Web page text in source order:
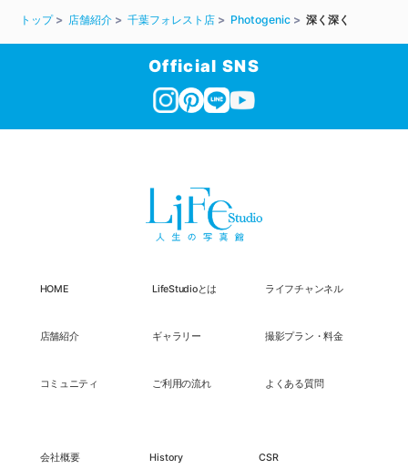
トップ 店舗紹介 千葉フォレスト店 Photogenic 深く深く
Official SNS
HOME LifeStudioとは ライフチャンネル
店舗紹介 ギャラリー 撮影プラン・料金
コミュニティ ご利用の流れ よくある質問
会社概要 History CSR